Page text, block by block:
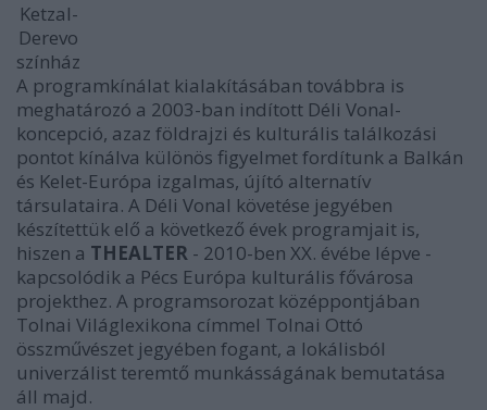
Ketzal-
Derevo
színház
A programkínálat kialakításában továbbra is
meghatározó a 2003-ban indított Déli Vonal-
koncepció, azaz földrajzi és kulturális találkozási
pontot kínálva különös figyelmet fordítunk a Balkán
és Kelet-Európa izgalmas, újító alternatív
társulataira. A Déli Vonal követése jegyében
készítettük elő a következő évek programjait is,
hiszen a THEALTER - 2010-ben XX. évébe lépve -
kapcsolódik a Pécs Európa kulturális fővárosa
projekthez. A programsorozat középpontjában
Tolnai Világlexikona címmel Tolnai Ottó
összművészet jegyében fogant, a lokálisból
univerzálist teremtő munkásságának bemutatása
áll majd.